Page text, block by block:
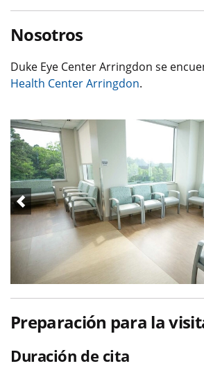
Nosotros
Duke Eye Center Arringdon se
Health Center Arringdon.
Preparación para la
Duración de cita